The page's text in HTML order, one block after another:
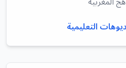
التعليمية